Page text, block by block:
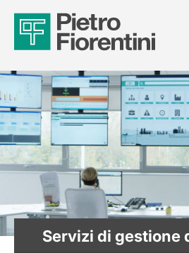
Servizi di gestione